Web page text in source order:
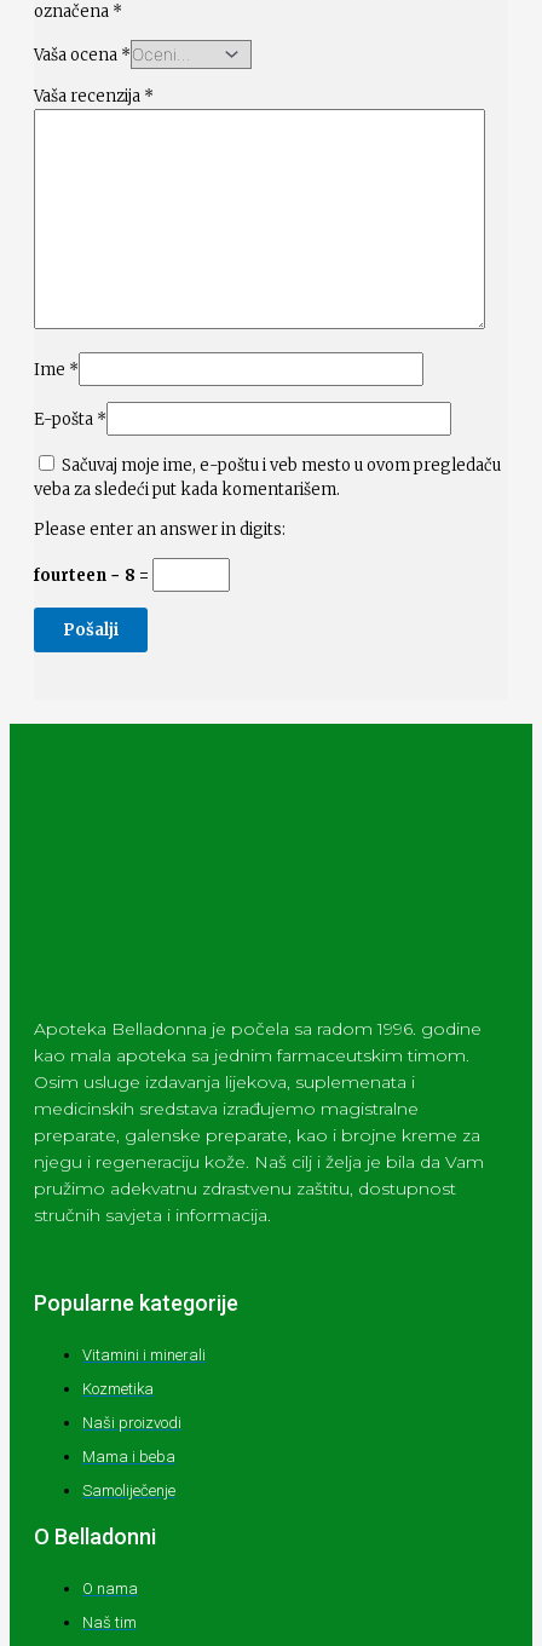
označena *
Vaša ocena *
Vaša recenzija *
Ime *
E-pošta *
Sačuvaj moje ime, e-poštu i veb mesto u ovom pregledaču
veba za sledeći put kada komentarišem.
Please enter an answer in digits:
fourteen − 8 =
Apoteka Belladonna je počela sa radom 1996. godine
kao mala apoteka sa jednim farmaceutskim timom.
Osim usluge izdavanja lijekova, suplemenata i
medicinskih sredstava izrađujemo magistralne
preparate, galenske preparate, kao i brojne kreme za
njegu i regeneraciju kože. Naš cilj i želja je bila da Vam
pružimo adekvatnu zdrastvenu zaštitu, dostupnost
stručnih savjeta i informacija.
Popularne kategorije
Vitamini i minerali
Kozmetika
Naši proizvodi
Mama i beba
Samoliječenje
O Belladonni
O nama
Naš tim